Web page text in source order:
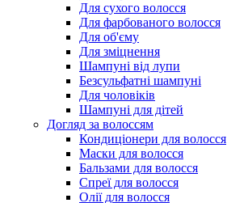
Для сухого волосся
Для фарбованого волосся
Для об'єму
Для зміцнення
Шампуні від лупи
Безсульфатні шампуні
Для чоловіків
Шампуні для дітей
Догляд за волоссям
Кондиціонери для волосся
Маски для волосся
Бальзами для волосся
Спреї для волосся
Олії для волосся